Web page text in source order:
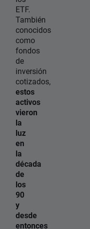
ETF.
También
conocidos
como
fondos
de
inversión
cotizados,
estos
activos
vieron
la
luz
en
la
década
de
los
90
y
desde
entonces